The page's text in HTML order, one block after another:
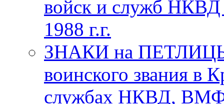
войск и служб
1988 г.г.
ЗНАКИ на
воинского звания в
службах НКВД, ВМФ